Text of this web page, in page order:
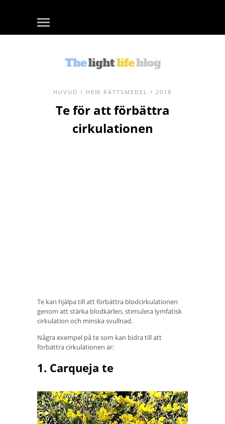
HUVUD / HEM RÄTTSMEDEL / 2018
Te för att förbättra
cirkulationen
Te kan hjälpa till att förbättra blodcirkulationen
genom att stärka blodkärlen, stimulera lymfatisk
cirkulation och minska svullnad.
Några exempel på te som kan bidra till att
förbättra cirkulationen är:
1. Carqueja te